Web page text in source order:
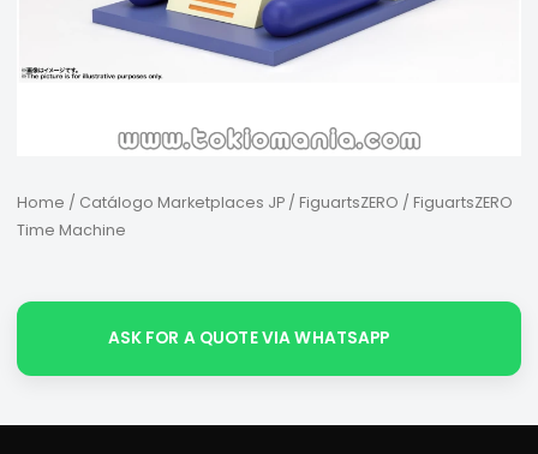
Home / Catálogo Marketplaces JP/ FiguartsZERO / FiguartsZERO
Time Machine
ASK FOR A QUOTE VIA WHATSAPP